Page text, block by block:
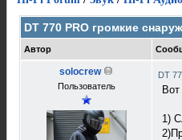
DT 770 PRO громкие
Автор
solocrew
Пользователь
DT
1)